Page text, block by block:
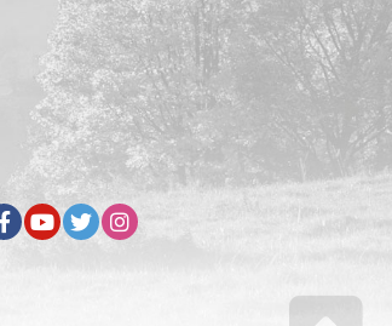
FacebookYoutubeTwitter Instagram